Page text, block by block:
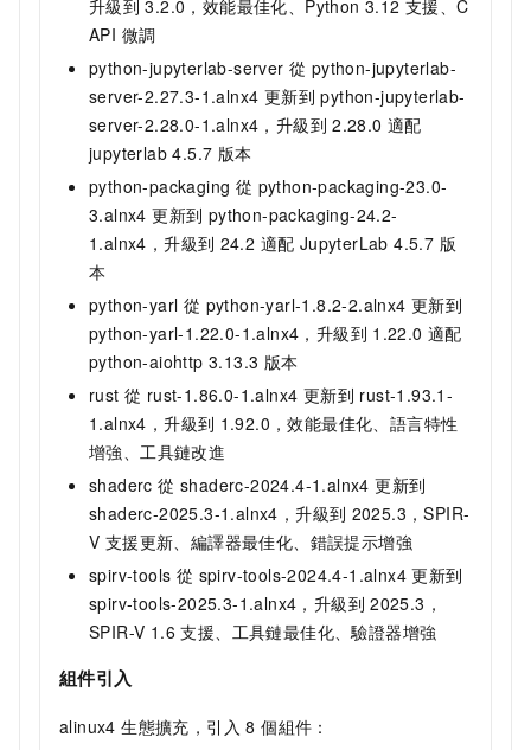
升級到 3.2.0，效能最佳化、Python 3.12 支援、C
API 微調
python-jupyterlab-server 從 python-jupyterlab-
server-2.27.3-1.alnx4 更新到 python-jupyterlab-
server-2.28.0-1.alnx4，升級到 2.28.0 適配
jupyterlab 4.5.7 版本
python-packaging 從 python-packaging-23.0-
3.alnx4 更新到 python-packaging-24.2-
1.alnx4，升級到 24.2 適配 JupyterLab 4.5.7 版
本
python-yarl 從 python-yarl-1.8.2-2.alnx4 更新到
python-yarl-1.22.0-1.alnx4，升級到 1.22.0 適配
python-aiohttp 3.13.3 版本
rust 從 rust-1.86.0-1.alnx4 更新到 rust-1.93.1-
1.alnx4，升級到 1.92.0，效能最佳化、語言特性
增強、工具鏈改進
shaderc 從 shaderc-2024.4-1.alnx4 更新到
shaderc-2025.3-1.alnx4，升級到 2025.3，SPIR-
V 支援更新、編譯器最佳化、錯誤提示增強
spirv-tools 從 spirv-tools-2024.4-1.alnx4 更新到
spirv-tools-2025.3-1.alnx4，升級到 2025.3，
SPIR-V 1.6 支援、工具鏈最佳化、驗證器增強
組件引入
alinux4 生態擴充，引入 8 個組件：